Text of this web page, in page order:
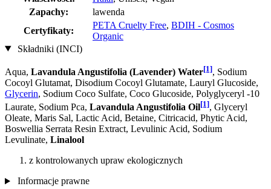
Zapachy:
lawenda
Certyfikaty:
PETA Cruelty Free, BDIH - Cosmos
Organic
Składniki (INCI)
Aqua, Lavandula Angustifolia (Lavender) Water[1], Sodium
Cocoyl Glutamat, Disodium Cocoyl Glutamate, Lauryl Glucoside,
Glycerin, Sodium Coco­ Sulfate, Coco Glucoside, Polyglyceryl -10
Laurate, Sodium Pca, Lavandula Angustifolia Oil[1], Glyceryl
Oleate, Maris Sal, Lactic Acid, Betaine, Citricacid, Phytic Acid,
Boswellia Serrata Resin Extract, Levulinic Acid, Sodium
Levulinate, Linalool
z kontrolowanych upraw ekologicznych
Informacje prawne